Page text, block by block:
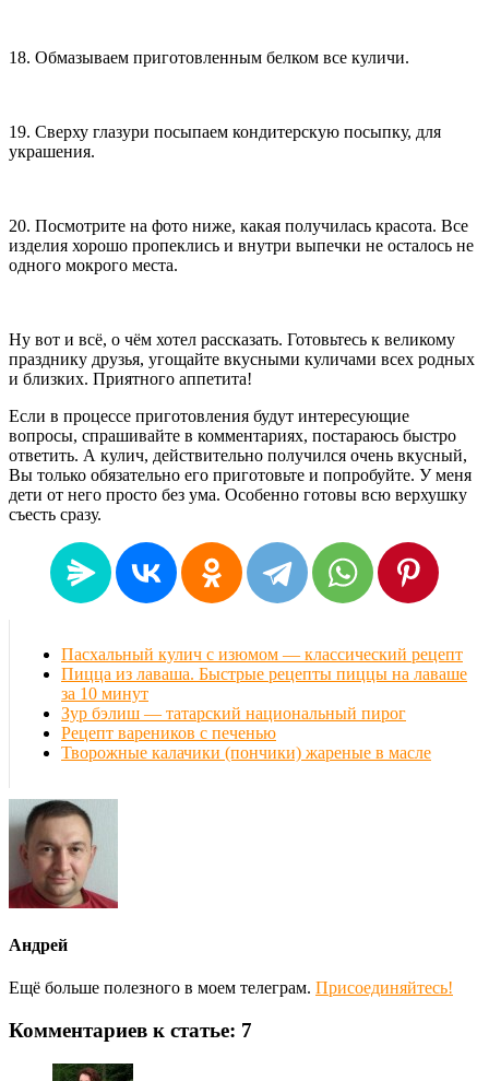
18. Обмазываем приготовленным белком все куличи.
19. Сверху глазури посыпаем кондитерскую посыпку, для
украшения.
20. Посмотрите на фото ниже, какая получилась красота. Все
изделия хорошо пропеклись и внутри выпечки не осталось не
одного мокрого места.
Ну вот и всё, о чём хотел рассказать. Готовьтесь к великому
празднику друзья, угощайте вкусными куличами всех родных
и близких. Приятного аппетита!
Если в процессе приготовления будут интересующие
вопросы, спрашивайте в комментариях, постараюсь быстро
ответить. А кулич, действительно получился очень вкусный,
Вы только обязательно его приготовьте и попробуйте. У меня
дети от него просто без ума. Особенно готовы всю верхушку
съесть сразу.
Пасхальный кулич с изюмом — классический рецепт
Пицца из лаваша. Быстрые рецепты пиццы на лаваше
за 10 минут
Зур бэлиш — татарский национальный пирог
Рецепт вареников с печенью
Творожные калачики (пончики) жареные в масле
Андрей
Ещё больше полезного в моем телеграм. Присоединяйтесь!
Комментариев к статье: 7